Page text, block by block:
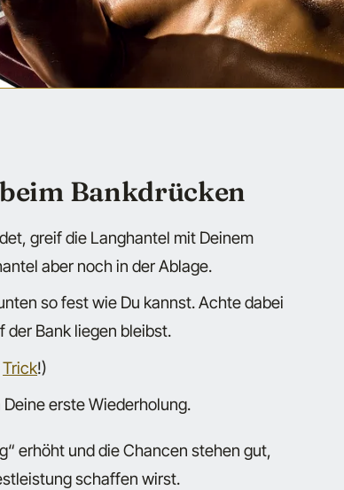
Bankdrücken
greif die Langhantel mit Deinem
aber noch in der Ablage.
so fest wie Du kannst. Achte dabei
der Bank liegen bleibst.
Trick!)
erste Wiederholung.
erhöht und die Chancen stehen gut,
schaffen wirst.